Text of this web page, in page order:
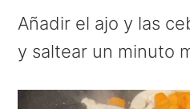
Añadir el ajo y las
y saltear un minuto